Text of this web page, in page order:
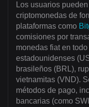
Los usuarios
criptomonedas de
plataformas como
comisiones por
monedas fiat en
estadounidenses
brasileños (BRL),
vietnamitas (VND).
métodos de pago,
bancarias (como